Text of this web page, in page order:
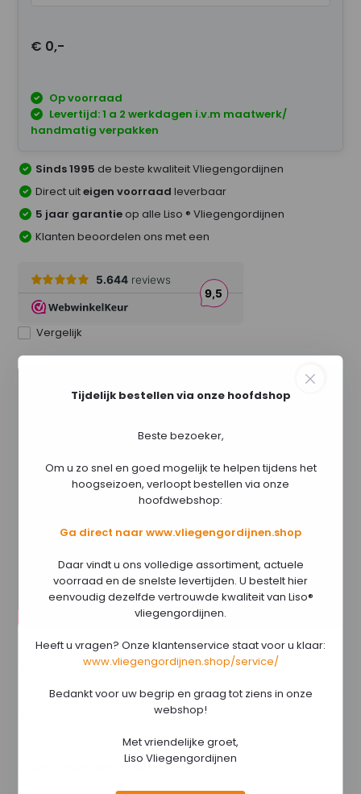
€ 0,-
Op voorraad
Levertijd: 1 a 2 werkdagen i.v.m maatwerk/
handmatig verpakken
Sinds 1995 de beste kwaliteit Vliegengordijnen
Direct uiteigen voorraad leverbaar
5 jaar garantie op alle Liso ® Vliegengordijnen
Klanten beoordelen ons met een
Vergelijk
Productomschrijving
Uitgebreide specificaties
Tijdelijk bestellen via onze hoofdshop
Beste bezoeker,
Om u zo snel en goed mogelijk te helpen tijdens het
hoogseizoen, verloopt bestellen via onze
hoofdwebshop:
Ga direct naar www.vliegengordijnen.shop
Daar vindt u ons volledige assortiment, actuele
voorraad en de snelste levertijden. U bestelt hier
eenvoudig dezelfde vertrouwde kwaliteit van Liso®
vliegengordijnen.
Heeft u vragen? Onze klantenservice staat voor u klaar:
www.vliegengordijnen.shop/service/
Bedankt voor uw begrip en graag tot ziens in onze
webshop!
Met vriendelijke groet,
Liso Vliegengordijnen